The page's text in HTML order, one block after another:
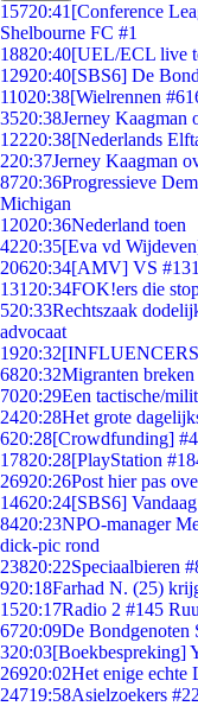
15720:41 [Conference
Shelbourne FC #1
18820:40[UEL/ECL
12920:40[SBS6] De
11020:38[Wielrennen
3520:38Jerney Kaagman
12220:38[Nederlands
220:37Jerney Kaagman
8720:36Progressieve
Michigan
12020:36Nederland toen
4220:35[Eva vd
20620:34[AMV] VS
131 20:34FOK!ers die
520:33Rechtszaak
advocaat
1920:32[INFLUENCERS
6820:32Migranten
7020:29Een tactische/
2420:28Het grote
620:28[Crowdfunding]
17820:28[PlayStation
26920:26Post hier pas
14620:24[SBS6]
8420:23NPO-manager
dick-pic rond
23820:22Speciaalbieren
920:18Farhad N. (25)
1520:17Radio 2 #145
6720:09De Bondgenoten
320:03[Boekbespreking]
26920:02Het enige
24719:58Asielzoekers